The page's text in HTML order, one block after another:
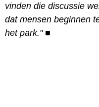
vinden die discussie
dat mensen beginnen
het park." ■